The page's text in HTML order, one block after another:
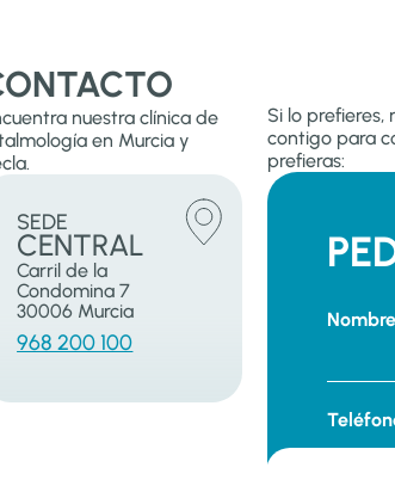
nuestra clínica de
en Murcia y
SEDE
CENTRAL
Carril de la
Condomina 7
30006 Murcia
968 200 100
Si lo
contigo para
prefieras:
Nombre